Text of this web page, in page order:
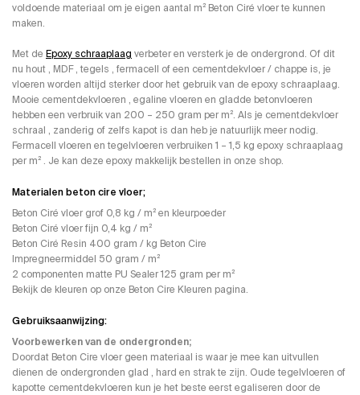
voldoende materiaal om je eigen aantal m² Beton Ciré vloer te kunnen
maken.
Met de Epoxy schraaplaag verbeter en versterk je de ondergrond. Of dit
nu hout , MDF , tegels , fermacell of een cementdekvloer / chappe is, je
vloeren worden altijd sterker door het gebruik van de epoxy schraaplaag.
Mooie cementdekvloeren , egaline vloeren en gladde betonvloeren
hebben een verbruik van 200 – 250 gram per m². Als je cementdekvloer
schraal , zanderig of zelfs kapot is dan heb je natuurlijk meer nodig.
Fermacell vloeren en tegelvloeren verbruiken 1 – 1,5 kg epoxy schraaplaag
per m² . Je kan deze epoxy makkelijk bestellen in onze shop.
Materialen beton cire vloer;
Beton Ciré vloer grof 0,8 kg / m² en kleurpoeder
Beton Ciré vloer fijn 0,4 kg / m²
Beton Ciré Resin 400 gram / kg Beton Cire
Impregneermiddel 50 gram / m²
2 componenten matte PU Sealer 125 gram per m²
Bekijk de kleuren op onze Beton Cire Kleuren pagina.
Gebruiksaanwijzing:
Voorbewerken van de ondergronden;
Doordat Beton Cire vloer geen materiaal is waar je mee kan uitvullen
dienen de ondergronden glad , hard en strak te zijn. Oude tegelvloeren of
kapotte cementdekvloeren kun je het beste eerst egaliseren door de